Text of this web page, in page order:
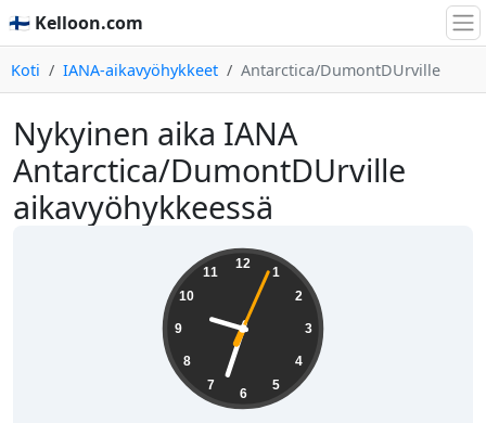
🇫🇮 Kelloon.com
Koti IANA-aikavyöhykkeet Antarctica/DumontDUrville
Nykyinen aika IANA
Antarctica/DumontDUrville
aikavyöhykkeessä
12
1
2
3
4
5
6
7
8
9
10
11